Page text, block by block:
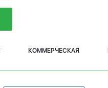
КОММЕРЧЕСКАЯ